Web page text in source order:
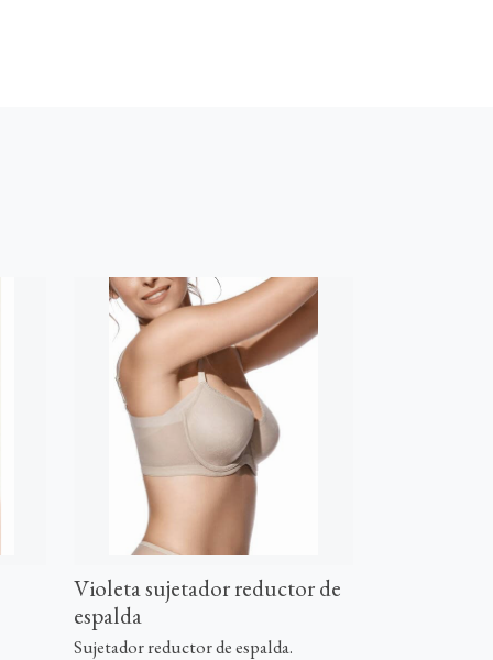
Violeta sujetador reductor de
espalda
Sujetador reductor de espalda.